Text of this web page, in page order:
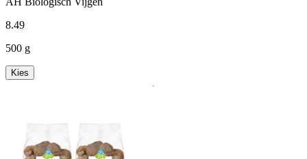
8.49
500 g
Kies